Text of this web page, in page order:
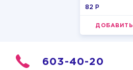
пастельные
82 P
ДОБАВИТЬ
603-40-20